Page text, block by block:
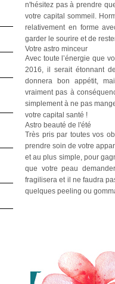
n'hésitez pas à prendre
votre capital sommeil.
relativement en forme
garder le sourire et de
Votre astro minceur
Avec toute l’énergie que
2016, il serait étonnant
donnera bon appétit,
vraiment pas à
simplement à ne pas
votre capital santé !
Astro beauté de l'été
Très pris par toutes vos
prendre soin de votre
et au plus simple, pour
que votre peau
fragilisera et il ne faudra
quelques peeling ou